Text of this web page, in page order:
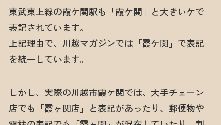
東武東上線の霞ケ関駅も「霞ケ関」と大きいケで
表記されています。
上記理由で、川越マガジンでは「霞ケ関」で表記
を統一しています。
しかし、実際の川越市霞ケ関では、大手チェーン
店でも「霞ヶ関店」と表記があったり、郵便物や